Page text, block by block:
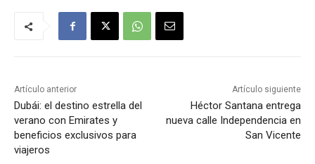
Artículo anterior
Dubái: el destino estrella del
verano con Emirates y
beneficios exclusivos para
viajeros
Artículo siguiente
Héctor Santana entrega
nueva calle Independencia en
San Vicente